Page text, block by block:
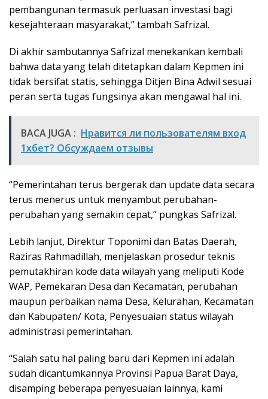
pembangunan termasuk perluasan investasi bagi
kesejahteraan masyarakat,” tambah Safrizal.
Di akhir sambutannya Safrizal menekankan kembali
bahwa data yang telah ditetapkan dalam Kepmen ini
tidak bersifat statis, sehingga Ditjen Bina Adwil sesuai
peran serta tugas fungsinya akan mengawal hal ini.
BACA JUGA : Нравится ли пользователям вход
1хбет? Обсуждаем отзывы
“Pemerintahan terus bergerak dan update data secara
terus menerus untuk menyambut perubahan-
perubahan yang semakin cepat,” pungkas Safrizal.
Lebih lanjut, Direktur Toponimi dan Batas Daerah,
Raziras Rahmadillah, menjelaskan prosedur teknis
pemutakhiran kode data wilayah yang meliputi Kode
WAP, Pemekaran Desa dan Kecamatan, perubahan
maupun perbaikan nama Desa, Kelurahan, Kecamatan
dan Kabupaten/ Kota, Penyesuaian status wilayah
administrasi pemerintahan.
“Salah satu hal paling baru dari Kepmen ini adalah
sudah dicantumkannya Provinsi Papua Barat Daya,
disamping beberapa penyesuaian lainnya, kami